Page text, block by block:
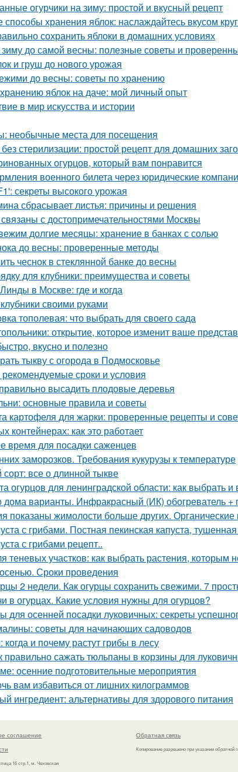
огурчики на зиму: простой и вкусный рецепт
хранения яблок: наслаждайтесь вкусом
сохранить яблоки в домашних условиях
зиму до самой весны: полезные советы и
и груш до нового урожая
до весны: советы по хранению
яблок на даче: мой личный опыт
в мир искусства и истории
необычные места для посещения
стерилизации: простой рецепт для домашних
огурцов, который вам понравится
военного билета через юридические
секреты высокого урожая
сбрасывает листья: причины и решения
с достопримечательностями Москвы
долгие месяцы: хранение в банках с солью
до весны: проверенные методы
чеснок в стеклянной банке до весны
для клубники: преимущества и советы
в Москве: где и когда
своими руками
тополевая: что выбрать для своего сада
открытие, которое изменит ваше
вкусно и полезно
тыкву с огорода в Подмосковье
сроки и условия
высадить плодовые деревья
основные правила и советы
картофеля для жарки: проверенные рецепты и
контейнерах: как это работает
время для посадки саженцев
заморозков. Требования кукурузы к температуре
все о длинной тыкве
огурцов для ленинградской области: как выбрать и
дома варианты. Инфракрасный (ИК) обогреватель +
показаны жимолости больше других.
с грибами. Постная пекинская капуста,
с грибами рецепт..
теневых участков: как выбрать растения, которым
Сроки проведения
2 недели. Как огурцы сохранить свежими. 7
в огурцах. Какие условия нужны для огурцов?
осенней посадки луковичных: секреты
советы для начинающих садоводов
и почему растут грибы в лесу
правильно сажать тюльпаны в корзины для
осенние подготовительные мероприятия
вам избавиться от лишних килограммов
ингредиент: альтернативы для здорового питания
соглашение
16 стр.1, м. Чеховская
Обратная связь
Копирование разрешено при указании обратной